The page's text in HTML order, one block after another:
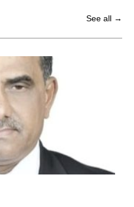
See all →